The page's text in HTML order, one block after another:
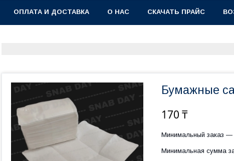
ОПЛАТА И ДОСТАВКА О НАС СКАЧАТЬ ПРАЙС
Бумажные
170 ₸
Минимальный заказ —
Минимальная сумма